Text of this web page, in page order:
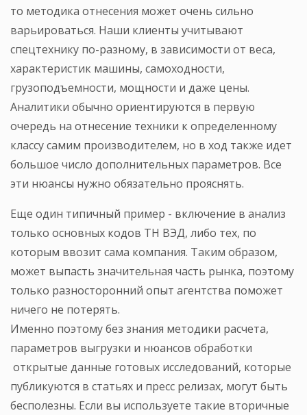
то методика отнесения может очень сильно
варьироваться. Наши клиенты учитывают
спецтехнику по-разному, в зависимости от веса,
характеристик машины, самоходности,
грузоподъемности, мощности и даже цены.
Аналитики обычно ориентируются в первую
очередь на отнесение техники к определенному
классу самим производителем, но в ход также идет
большое число дополнительных параметров. Все
эти нюансы нужно обязательно прояснять.
Еще один типичный пример - включение в анализ
только основных кодов ТН ВЭД, либо тех, по
которым ввозит сама компания. Таким образом,
может выпасть значительная часть рынка, поэтому
только разносторонний опыт агентства поможет
ничего не потерять.
Именно поэтому без знания методики расчета,
параметров выгрузки и нюансов обработки
открытые данные готовых исследований, которые
публикуются в статьях и пресс релизах, могут быть
бесполезны. Если вы используете такие вторичные